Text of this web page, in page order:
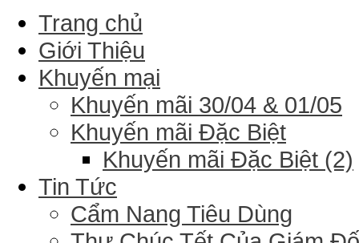
Trang chủ
Giới Thiệu
Khuyến mại
Khuyến mãi 30/04 & 01/05
Khuyến mãi Đặc Biệt
Khuyến mãi Đặc Biệt (2)
Tin Tức
Cẩm Nang Tiêu Dùng